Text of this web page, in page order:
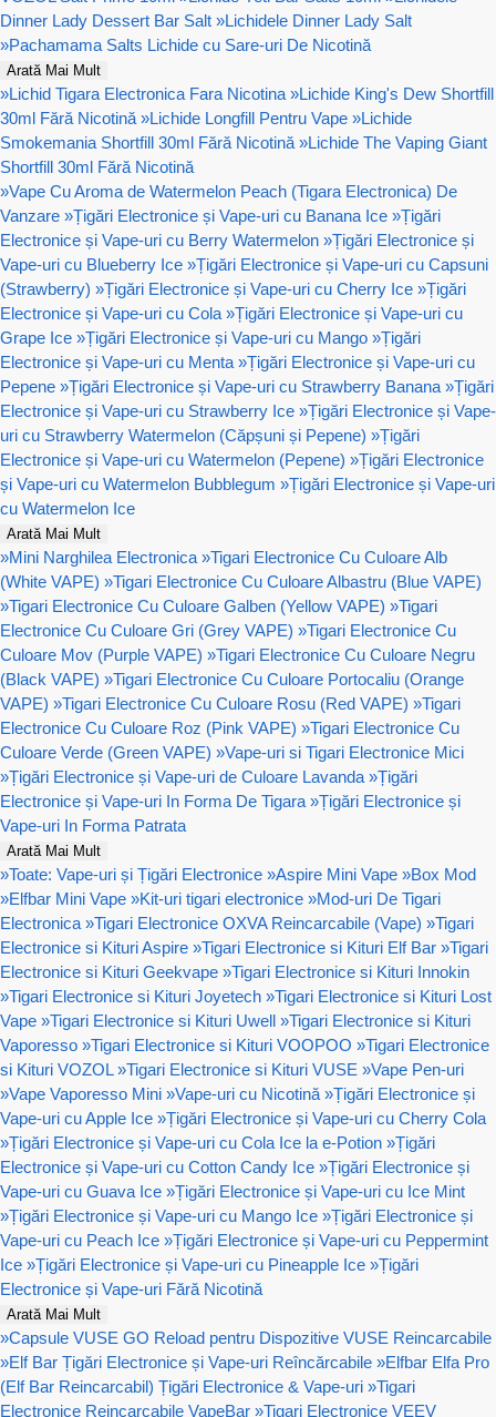
Dinner Lady Dessert Bar Salt »Lichidele Dinner Lady Salt
»Pachamama Salts Lichide cu Sare-uri De Nicotină
Arată Mai Mult
»Lichid Tigara Electronica Fara Nicotina »Lichide King's Dew Shortfill
30ml Fără Nicotină »Lichide Longfill Pentru Vape »Lichide
Smokemania Shortfill 30ml Fără Nicotină »Lichide The Vaping Giant
Shortfill 30ml Fără Nicotină
»Vape Cu Aroma de Watermelon Peach (Tigara Electronica) De
Vanzare »Țigări Electronice și Vape-uri cu Banana Ice »Țigări
Electronice și Vape-uri cu Berry Watermelon »Țigări Electronice și
Vape-uri cu Blueberry Ice »Țigări Electronice și Vape-uri cu Capsuni
(Strawberry) »Țigări Electronice și Vape-uri cu Cherry Ice »Țigări
Electronice și Vape-uri cu Cola »Țigări Electronice și Vape-uri cu
Grape Ice »Țigări Electronice și Vape-uri cu Mango »Țigări
Electronice și Vape-uri cu Menta »Țigări Electronice și Vape-uri cu
Pepene »Țigări Electronice și Vape-uri cu Strawberry Banana »Țigări
Electronice și Vape-uri cu Strawberry Ice »Țigări Electronice și Vape-
uri cu Strawberry Watermelon (Căpșuni și Pepene) »Țigări
Electronice și Vape-uri cu Watermelon (Pepene) »Țigări Electronice
și Vape-uri cu Watermelon Bubblegum »Țigări Electronice și Vape-uri
cu Watermelon Ice
Arată Mai Mult
»Mini Narghilea Electronica »Tigari Electronice Cu Culoare Alb
(White VAPE) »Tigari Electronice Cu Culoare Albastru (Blue VAPE)
»Tigari Electronice Cu Culoare Galben (Yellow VAPE) »Tigari
Electronice Cu Culoare Gri (Grey VAPE) »Tigari Electronice Cu
Culoare Mov (Purple VAPE) »Tigari Electronice Cu Culoare Negru
(Black VAPE) »Tigari Electronice Cu Culoare Portocaliu (Orange
VAPE) »Tigari Electronice Cu Culoare Rosu (Red VAPE) »Tigari
Electronice Cu Culoare Roz (Pink VAPE) »Tigari Electronice Cu
Culoare Verde (Green VAPE) »Vape-uri si Tigari Electronice Mici
»Țigări Electronice și Vape-uri de Culoare Lavanda »Țigări
Electronice și Vape-uri In Forma De Tigara »Țigări Electronice și
Vape-uri In Forma Patrata
Arată Mai Mult
»Toate: Vape-uri și Țigări Electronice »Aspire Mini Vape »Box Mod
»Elfbar Mini Vape »Kit-uri tigari electronice »Mod-uri De Tigari
Electronica »Tigari Electronice OXVA Reincarcabile (Vape) »Tigari
Electronice si Kituri Aspire »Tigari Electronice si Kituri Elf Bar »Tigari
Electronice si Kituri Geekvape »Tigari Electronice si Kituri Innokin
»Tigari Electronice si Kituri Joyetech »Tigari Electronice si Kituri Lost
Vape »Tigari Electronice si Kituri Uwell »Tigari Electronice si Kituri
Vaporesso »Tigari Electronice si Kituri VOOPOO »Tigari Electronice
si Kituri VOZOL »Tigari Electronice si Kituri VUSE »Vape Pen-uri
»Vape Vaporesso Mini »Vape-uri cu Nicotină »Țigări Electronice și
Vape-uri cu Apple Ice »Țigări Electronice și Vape-uri cu Cherry Cola
»Țigări Electronice și Vape-uri cu Cola Ice la e-Potion »Țigări
Electronice și Vape-uri cu Cotton Candy Ice »Țigări Electronice și
Vape-uri cu Guava Ice »Țigări Electronice și Vape-uri cu Ice Mint
»Țigări Electronice și Vape-uri cu Mango Ice »Țigări Electronice și
Vape-uri cu Peach Ice »Țigări Electronice și Vape-uri cu Peppermint
Ice »Țigări Electronice și Vape-uri cu Pineapple Ice »Țigări
Electronice și Vape-uri Fără Nicotină
Arată Mai Mult
»Capsule VUSE GO Reload pentru Dispozitive VUSE Reincarcabile
»Elf Bar Țigări Electronice și Vape-uri Reîncărcabile »Elfbar Elfa Pro
(Elf Bar Reincarcabil) Țigări Electronice & Vape-uri »Tigari
Electronice Reincarcabile VapeBar »Tigari Electronice VEEV